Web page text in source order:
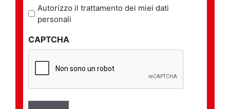
l'informativa
sulla
*
Autorizzo il trattamento dei miei dati
personali
CAPTCHA